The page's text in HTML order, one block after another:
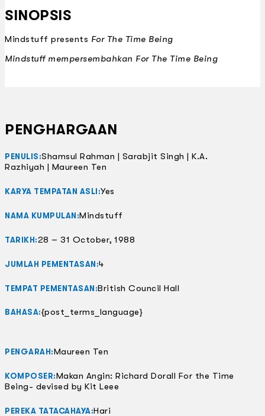
SINOPSIS
Mindstuff presents For The Time Being
Mindstuff mempersembahkan For The Time Being
PENGHARGAAN
PENULIS:Shamsul Rahman | Sarabjit Singh | K.A.
Razhiyah | Maureen Ten
KARYA TEMPATAN ASLI:Yes
NAMA KUMPULAN:Mindstuff
TARIKH:28 – 31 October, 1988
JUMLAH PEMENTASAN:4
TEMPAT PEMENTASAN:British Council Hall
BAHASA:{post_terms_language}
PENGARAH:Maureen Ten
KOMPOSER:Makan Angin: Richard Dorall For the Time
Being- devised by Kit Leee
PEREKA TATACAHAYA:Hari